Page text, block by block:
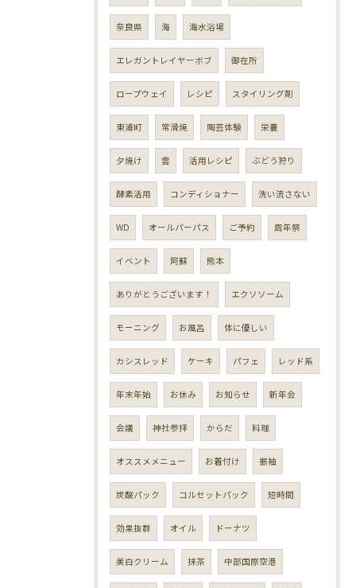
奈良県 海 海水浴場
エレガントレイヤーボブ 御在所
ロープウェイ レシピ スタイリング剤
東浦町 常滑焼 陶芸体験 栄養
夕焼け 雲 活用レシピ ぶどう狩り
酵素活用 コンディショナー 洗い流さない
WD オールパーパス ご予約 周年祭
イベント 阿蘇 熊本
ありがとうございます！ エクソソーム
モーニング お風呂 体に優しい
カシスレッド ケーキ パフェ レッド系
年末年始 お休み お知らせ 新年会
会議 神社参拝 からだ 料理
オススメメニュー お着付け 振袖
炭酸パック コルセットパック 短時間
効果抜群 オイル ドーナツ
美白クリーム 抹茶 中部国際空港